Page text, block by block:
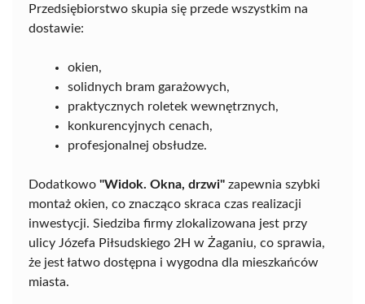
Przedsiębiorstwo skupia się przede wszystkim na
dostawie:
okien,
solidnych bram garażowych,
praktycznych roletek wewnętrznych,
konkurencyjnych cenach,
profesjonalnej obsłudze.
Dodatkowo "Widok. Okna, drzwi" zapewnia szybki
montaż okien, co znacząco skraca czas realizacji
inwestycji. Siedziba firmy zlokalizowana jest przy
ulicy Józefa Piłsudskiego 2H w Żaganiu, co sprawia,
że jest łatwo dostępna i wygodna dla mieszkańców
miasta.